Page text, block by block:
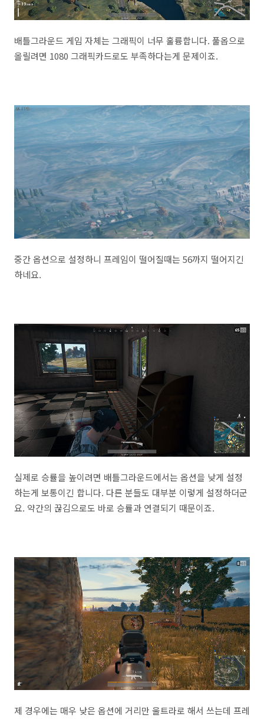
배틀그라운드 게임 자체는 그래픽이 너무 훌륭합니다. 풀옵으로
올릴려면 1080 그래픽카드로도 부족하다는게 문제이죠.
중간 옵션으로 설정하니 프레임이 떨어질때는 56까지 떨어지긴
하네요.
실제로 승률을 높이려면 배틀그라운드에서는 옵션을 낮게 설정
하는게 보통이긴 합니다. 다른 분들도 대부분 이렇게 설정하더군
요. 약간의 끊김으로도 바로 승률과 연결되기 때문이죠.
제 경우에는 매우 낮은 옵션에 거리만 울트라로 해서 쓰는데 프레